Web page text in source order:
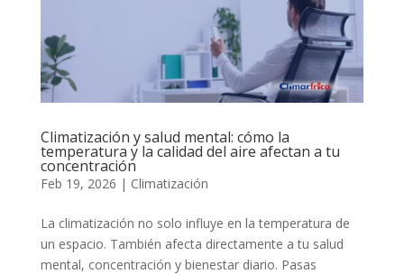
Climatización y salud mental: cómo la
temperatura y la calidad del aire afectan a tu
concentración
Feb 19, 2026 | Climatización
La climatización no solo influye en la temperatura de
un espacio. También afecta directamente a tu salud
mental, concentración y bienestar diario. Pasas